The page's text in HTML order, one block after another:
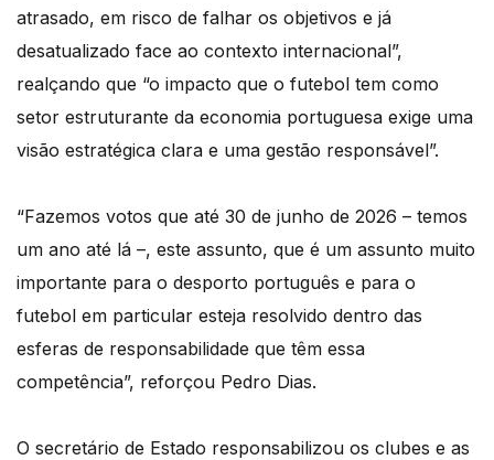
atrasado, em risco de falhar os objetivos e já
desatualizado face ao contexto internacional”,
realçando que “o impacto que o futebol tem como
setor estruturante da economia portuguesa exige uma
visão estratégica clara e uma gestão responsável”.
“Fazemos votos que até 30 de junho de 2026 – temos
um ano até lá –, este assunto, que é um assunto muito
importante para o desporto português e para o
futebol em particular esteja resolvido dentro das
esferas de responsabilidade que têm essa
competência”, reforçou Pedro Dias.
O secretário de Estado responsabilizou os clubes e as